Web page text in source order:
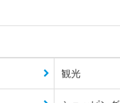
観光